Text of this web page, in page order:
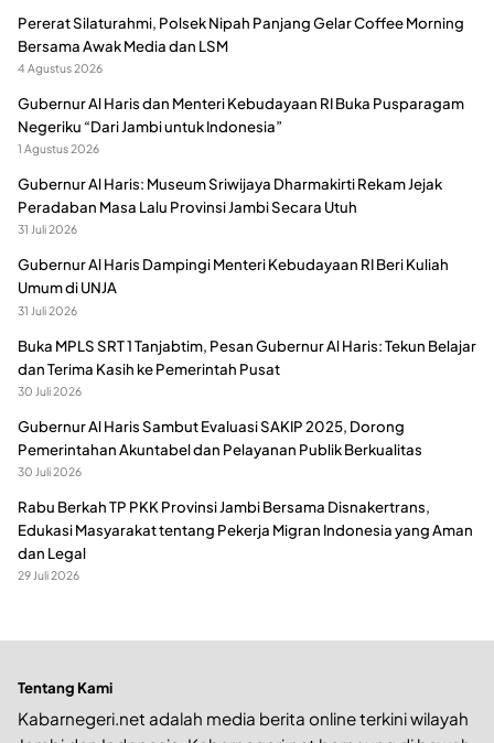
Pererat Silaturahmi, Polsek Nipah Panjang Gelar Coffee Morning
Bersama Awak Media dan LSM
4 Agustus 2026
Gubernur Al Haris dan Menteri Kebudayaan RI Buka Pusparagam
Negeriku “Dari Jambi untuk Indonesia”
1 Agustus 2026
Gubernur Al Haris: Museum Sriwijaya Dharmakirti Rekam Jejak
Peradaban Masa Lalu Provinsi Jambi Secara Utuh
31 Juli 2026
Gubernur Al Haris Dampingi Menteri Kebudayaan RI Beri Kuliah
Umum di UNJA
31 Juli 2026
Buka MPLS SRT 1 Tanjabtim, Pesan Gubernur Al Haris: Tekun Belajar
dan Terima Kasih ke Pemerintah Pusat
30 Juli 2026
Gubernur Al Haris Sambut Evaluasi SAKIP 2025, Dorong
Pemerintahan Akuntabel dan Pelayanan Publik Berkualitas
30 Juli 2026
Rabu Berkah TP PKK Provinsi Jambi Bersama Disnakertrans,
Edukasi Masyarakat tentang Pekerja Migran Indonesia yang Aman
dan Legal
29 Juli 2026
Tentang Kami
Kabarnegeri.net adalah media berita online terkini wilayah